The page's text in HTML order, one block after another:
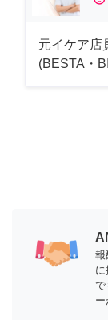
元イケア店
(BESTA・
報
で
ー